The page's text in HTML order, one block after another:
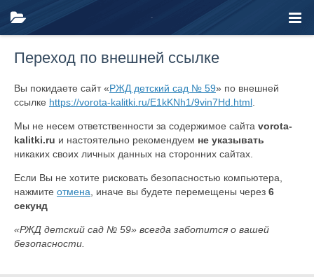
Переход по внешней ссылке
Вы покидаете сайт «РЖД детский сад № 59» по внешней
ссылке https://vorota-kalitki.ru/E1kKNh1/9vin7Hd.html
Мы не несем ответственности за содержимое сайта vorota-
kalitki.ru и настоятельно рекомендуем не указывать
никаких своих личных данных на сторонних сайтах.
Если Вы не хотите рисковать безопасностью компьютера,
нажмите отмена , иначе вы будете перемещены через 6
секунд
«РЖД детский сад № 59» всегда заботится о вашей
безопасности.